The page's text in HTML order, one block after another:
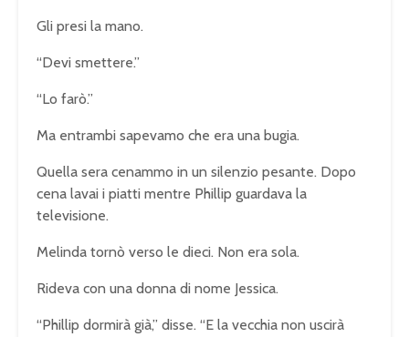
Gli presi la mano.
“Devi smettere.”
“Lo farò.”
Ma entrambi sapevamo che era una bugia.
Quella sera cenammo in un silenzio pesante. Dopo
cena lavai i piatti mentre Phillip guardava la
televisione.
Melinda tornò verso le dieci. Non era sola.
Rideva con una donna di nome Jessica.
“Phillip dormirà già,” disse. “E la vecchia non uscirà